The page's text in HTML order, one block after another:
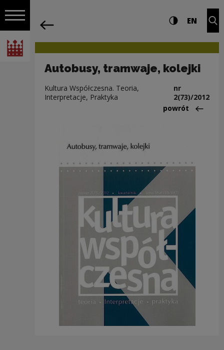
Włącz nawigację
Narodowe Centrum Kultury
Nawigacja Ustawienia i Wysoki
EN
Autobusy, tramwaje, kolejki
Kultura Współczesna. Teoria,
Interpretacje, Praktyka
nr
2(73)/2012
Powrót
powrót